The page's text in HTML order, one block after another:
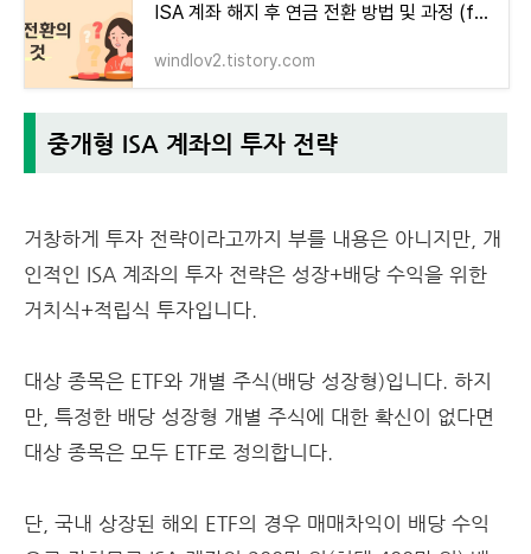
ISA 계좌 해지 후 연금 전환 방법 및 과정 (ft. 연금저축, IRP)
windlov2.tistory.com
중개형 ISA 계좌의 투자 전략
거창하게 투자 전략이라고까지 부를 내용은 아니지만, 개
인적인 ISA 계좌의 투자 전략은 성장+배당 수익을 위한
거치식+적립식 투자입니다.
대상 종목은 ETF와 개별 주식(배당 성장형)입니다. 하지
만, 특정한 배당 성장형 개별 주식에 대한 확신이 없다면
대상 종목은 모두 ETF로 정의합니다.
단, 국내 상장된 해외 ETF의 경우 매매차익이 배당 수익